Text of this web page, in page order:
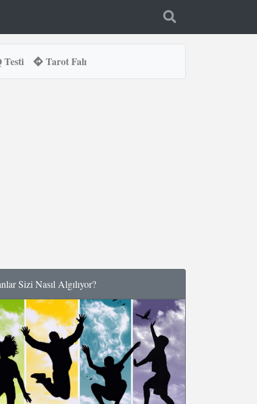
Tarot Falı
Sizi Nasıl Algılıyor?